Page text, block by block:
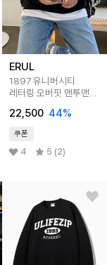
ERUL
1897 유니버시티
레터링 오버핏 맨투맨
22,500 44%
쿠폰
4 5 (2)